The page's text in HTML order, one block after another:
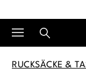
RUCKSÄCKE &